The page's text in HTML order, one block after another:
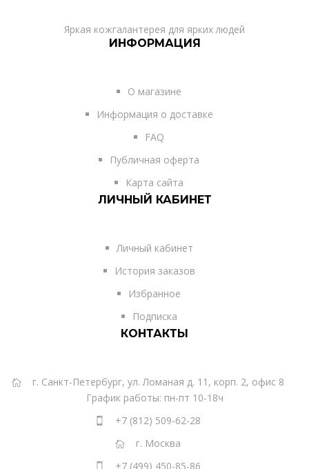
Яркая кожгалантерея для ярких людей
ИНФОРМАЦИЯ
О магазине
Информация о доставке
FAQ
Публичная оферта
Карта сайта
ЛИЧНЫЙ КАБИНЕТ
Личный кабинет
История заказов
Избранное
Подписка
КОНТАКТЫ
г. Санкт-Петербург, ул. Ломаная д. 11, корп. 2, офис 8
График работы: пн-пт 10-18ч
+7 (812) 509-62-28
г. Москва
+7 (499) 450-85-86